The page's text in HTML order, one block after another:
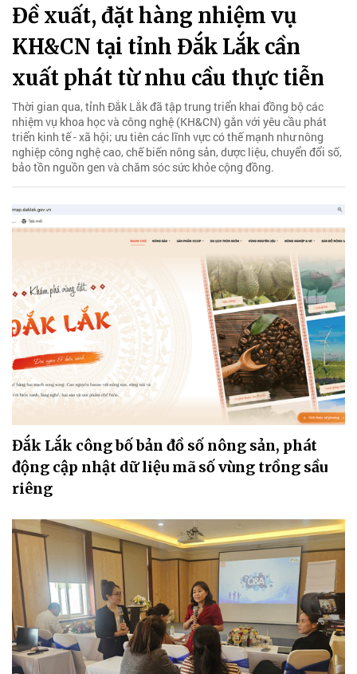
Đề xuất, đặt hàng nhiệm vụ
KH&CN tại tỉnh Đắk Lắk cần
xuất phát từ nhu cầu thực tiễn
Thời gian qua, tỉnh Đắk Lắk đã tập trung triển khai đồng bộ các
nhiệm vụ khoa học và công nghệ (KH&CN) gắn với yêu cầu phát
triển kinh tế - xã hội; ưu tiên các lĩnh vực có thế mạnh như nông
nghiệp công nghệ cao, chế biến nông sản, dược liệu, chuyển đổi số,
bảo tồn nguồn gen và chăm sóc sức khỏe cộng đồng.
Đắk Lắk công bố bản đồ số nông sản, phát
động cập nhật dữ liệu mã số vùng trồng sầu
riêng